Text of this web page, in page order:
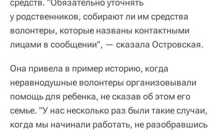
средств. "Обязательно уточнять
у родственников, собирают ли им средства
волонтеры, которые названы контактными
лицами в сообщении", — сказала Островская.
Она привела в пример историю, когда
неравнодушные волонтеры организовывали
помощь для ребенка, не сказав об этом его
семье. "У нас несколько раз были такие случаи,
когда мы начинали работать, не разобравшись